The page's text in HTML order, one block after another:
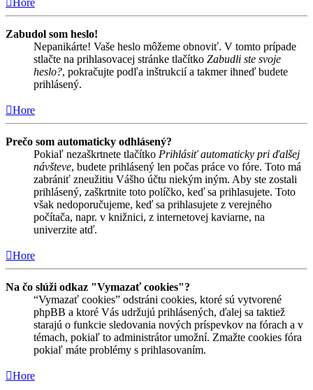
Zabudol som heslo!
Nepanikárte! Vaše heslo môžeme obnoviť. V tomto prípade
stlačte na prihlasovacej stránke tlačítko Zabudli ste svoje
heslo?, pokračujte podľa inštrukcií a takmer ihneď budete
prihlásený.
Hore
Prečo som automaticky odhlásený?
Pokiaľ nezaškrtnete tlačítko Prihlásiť automaticky pri ďalšej
návšteve, budete prihlásený len počas práce vo fóre. Toto má
zabrániť zneužitiu Vášho účtu niekým iným. Aby ste zostali
prihlásený, zaškrtnite toto políčko, keď sa prihlasujete. Toto
však nedoporučujeme, keď sa prihlasujete z verejného
počítača, napr. v knižnici, z internetovej kaviarne, na
univerzite atď.
Hore
Na čo slúži odkaz "Vymazať cookies"?
“Vymazať cookies” odstráni cookies, ktoré sú vytvorené
phpBB a ktoré Vás udržujú prihlásených, ďalej sa taktiež
starajú o funkcie sledovania nových príspevkov na fórach a v
témach, pokiaľ to administrátor umožní. Zmažte cookies fóra
pokiaľ máte problémy s prihlasovaním.
Hore